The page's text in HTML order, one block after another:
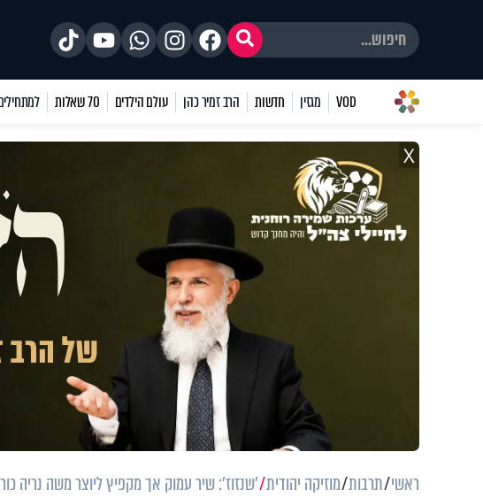
VOD מגזין חדשות הרב זמיר כהן עולם הילדים 70 שאלות
X
ראשי תרבות מוזיקה יהודית ’שנזוז’: שיר עמוק אך מקפיץ ליוצר משה נריה